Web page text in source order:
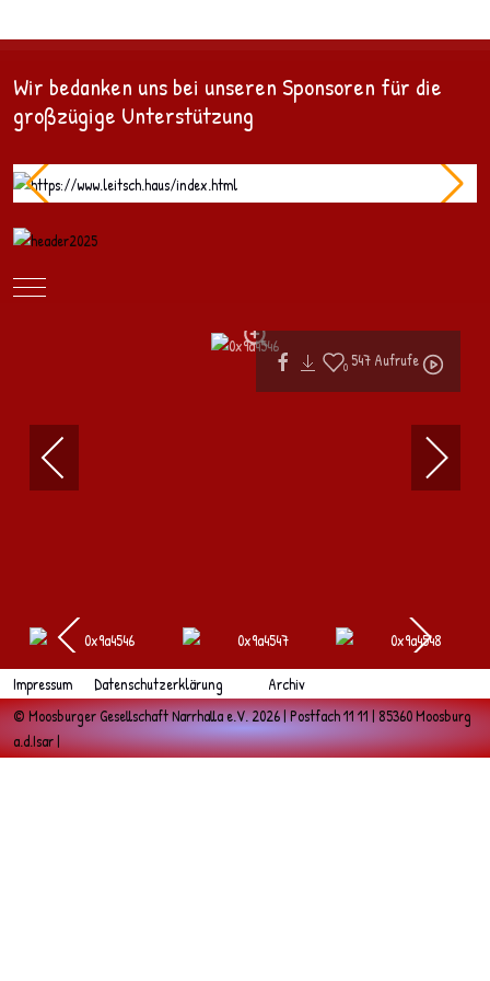
Wir bedanken uns bei unseren Sponsoren für die
großzügige Unterstützung
Mobile Menu Toggle
0 547 Aufrufe
Impressum Datenschutzerklärung
Archiv
© Moosburger Gesellschaft Narrhalla e.V. 2026 | Postfach 11 11 | 85360 Moosburg
a.d.Isar |